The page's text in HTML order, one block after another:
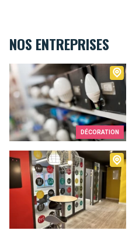
NOS ENTREPRISES
DÉCORATION
Ambiance Lumière - ADG
Teens&Us language school